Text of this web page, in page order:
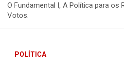
O Fundamental I, A Política para os
Votos.
POLÍTICA